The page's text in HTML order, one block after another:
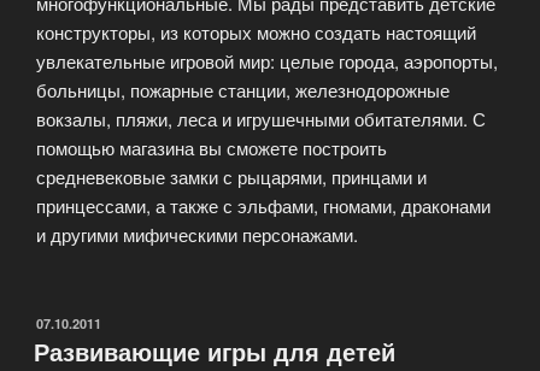
конструкторы, из которых можно создать настоящий
увлекательные игровой мир: целые города, аэропорты,
больницы, пожарные станции, железнодорожные
вокзалы, пляжи, леса и игрушечными обитателями. С
помощью магазина вы сможете построить
средневековые замки с рыцарями, принцами и
принцессами, а также с эльфами, гномами, драконами
и другими мифическими персонажами.
ОПУБЛИКОВАНО
07.10.2011
Развивающие игры для детей